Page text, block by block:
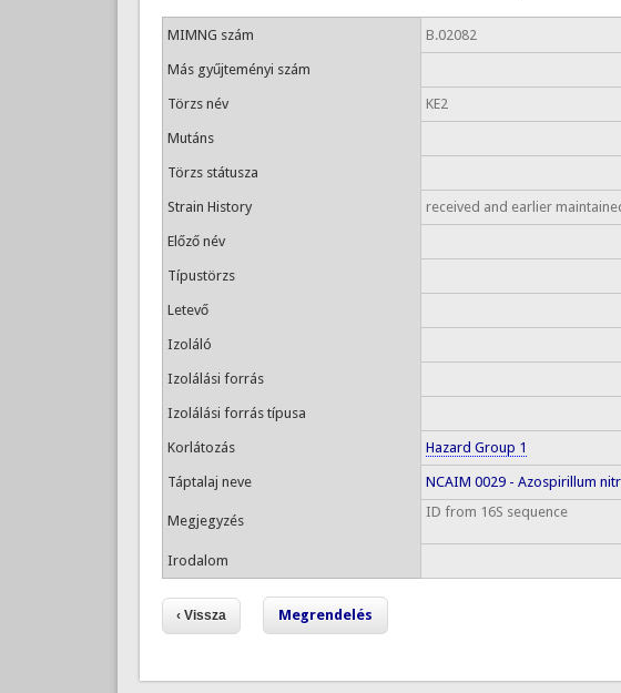
MIMNG szám B.02082
Más gyűjteményi szám
Törzs név KE2
Mutáns
Törzs státusza
Strain History received and earlier
Előző név
Típustörzs
Letevő
Izoláló
Izolálási forrás
Izolálási forrás típusa
Korlátozás Hazard Group 1
Táptalaj neve NCAIM 0029 - Azospirillum
Megjegyzés
ID from 16S sequence
Irodalom
Megrendelés